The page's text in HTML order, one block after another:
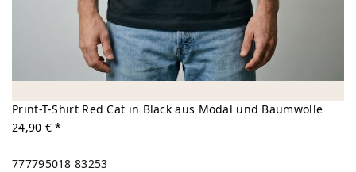
Print-T-Shirt Red Cat in Black aus Modal und Baumwolle
24,90 € *
777795018 83253